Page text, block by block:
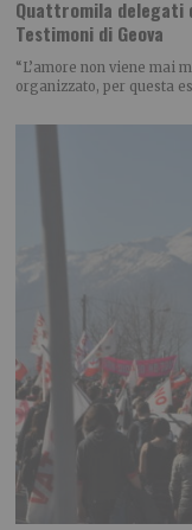
Quattromila delegati
Testimoni di Geova
“L’amore non viene mai
organizzato, per questa